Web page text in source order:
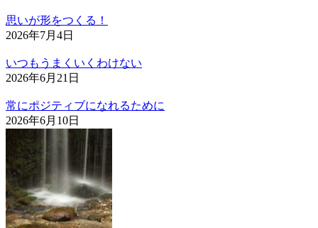
思いが形をつくる！
2026年7月4日
いつもうまくいくわけない
2026年6月21日
常にポジティブになれるために
2026年6月10日